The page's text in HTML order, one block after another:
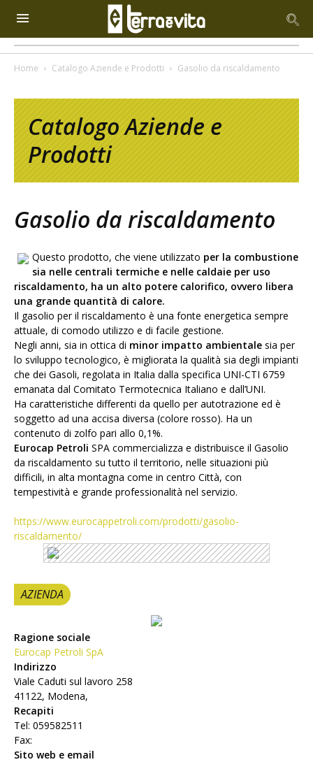
Home Catalogo Aziende e Prodotti Gasolio da riscaldamento
Catalogo Aziende e
Prodotti
Gasolio da riscaldamento
Questo prodotto, che viene utilizzato per la combustione
sia nelle centrali termiche e nelle caldaie per uso
riscaldamento, ha un alto potere calorifico, ovvero libera
una grande quantità di calore.
Il gasolio per il riscaldamento è una fonte energetica sempre
attuale, di comodo utilizzo e di facile gestione.
Negli anni, sia in ottica di minor impatto ambientale sia per
lo sviluppo tecnologico, è migliorata la qualità sia degli impianti
che dei Gasoli, regolata in Italia dalla specifica UNI-CTI 6759
emanata dal Comitato Termotecnica Italiano e dall’UNI.
Ha caratteristiche differenti da quello per autotrazione ed è
soggetto ad una accisa diversa (colore rosso). Ha un
contenuto di zolfo pari allo 0,1%.
Eurocap Petroli SPA commercializza e distribuisce il Gasolio
da riscaldamento su tutto il territorio, nelle situazioni più
difficili, in alta montagna come in centro Città, con
tempestività e grande professionalità nel servizio.
https://www.eurocappetroli.com/prodotti/gasolio-
riscaldamento/
AZIENDA
Ragione sociale
Eurocap Petroli SpA
Indirizzo
Viale Caduti sul lavoro 258
41122, Modena,
Recapiti
Tel: 059582511
Fax:
Sito web e email